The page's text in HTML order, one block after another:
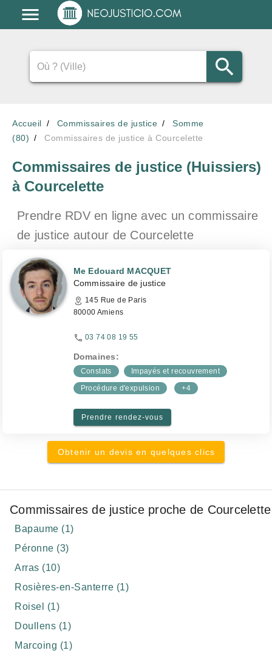
Accueil Commissaires de justice
Somme
(80)
Commissaires de justice à Courcelette
Commissaires de justice (Huissiers)
à Courcelette
Prendre RDV en ligne avec un commissaire
de justice autour de Courcelette
Me Edouard MACQUET
Commissaire de justice
145 Rue de Paris
80000 Amiens
03 74 08 19 55
Domaines:
Constats
Impayés et recouvrement
Procédure d'expulsion
+4
Prendre rendez-vous
Obtenir un devis en quelques clics
Commissaires de justice proche de Courcelette
Bapaume (1)
Péronne (3)
Arras (10)
Rosières-en-Santerre (1)
Roisel (1)
Doullens (1)
Marcoing (1)